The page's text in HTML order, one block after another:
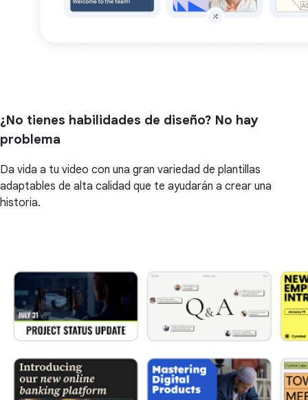
¿No tienes habilidades de diseño? No hay
problema
Da vida a tu video con una gran variedad de plantillas
adaptables de alta calidad que te ayudarán a crear una
historia.